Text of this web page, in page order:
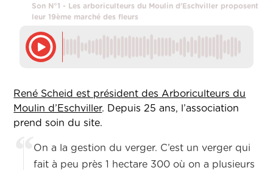
Son N°1 - Les arboriculteurs du Moulin d’Eschviller proposent
leur 19ème marché des fleurs
René Scheid est président des Arboriculteurs du
Moulin d’Eschviller. Depuis 25 ans, l’association
prend soin du site.
On a la gestion du verger. C’est un verger qui
fait à peu près 1 hectare 300 où on a plusieurs